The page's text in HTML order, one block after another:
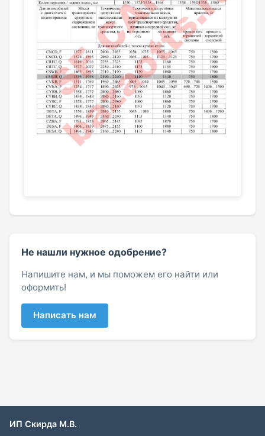
Не нашли нужное одобрение?
Напишите нам, и мы поможем его найти или
оформить!
Написать нам
ИП Скирда М.В.